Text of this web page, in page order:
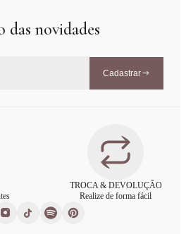
novidades
Cadastrar
TROCA & DEVOLUÇÃO
Realize de forma fácil